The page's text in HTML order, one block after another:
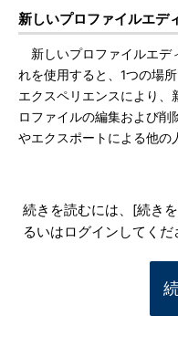
新しいプロファイルエデ
新しいプロファイルエデ
れを使用すると、1つの場
エクスペリエンスにより、
ロファイルの編集および削
やエクスポートによる他の
続きを読むには、[続き
るいはログインしてくだ